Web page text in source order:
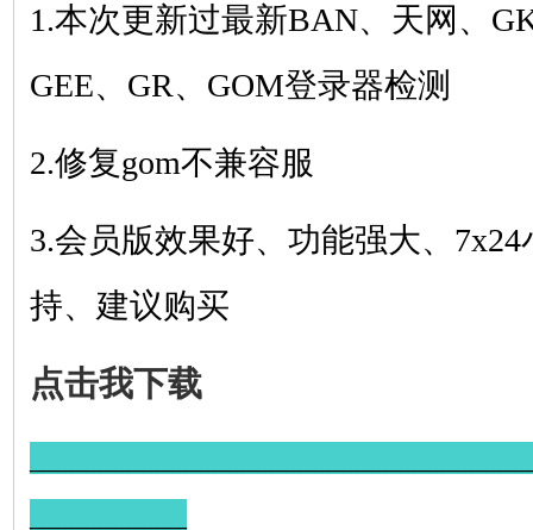
1.本次更新过最新BAN、天网、
GEE、 GR、GOM登录器检测
2.修复gom不兼容服
3.会员版效果好、功能强大、
持、建议购买
点击我下载